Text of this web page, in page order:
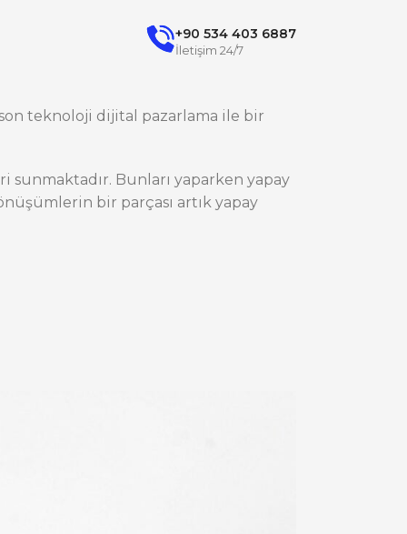
+90 534 403 6887
İletişim 24/7
teknoloji dijital pazarlama ile bir
Bunları yaparken yapay
bir parçası artık yapay